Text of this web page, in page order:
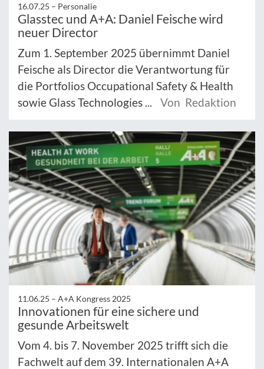
16.07.25 – Personalie
Glasstec und A+A: Daniel Feische wird
neuer Director
Zum 1. September 2025 übernimmt Daniel
Feische als Director die Verantwortung für
die Portfolios Occupational Safety & Health
sowie Glass Technologies ...
Von Redaktion
11.06.25 – A+A Kongress 2025
Innovationen für eine sichere und
gesunde Arbeitswelt
Vom 4. bis 7. November 2025 trifft sich die
Fachwelt auf dem 39. Internationalen A+A